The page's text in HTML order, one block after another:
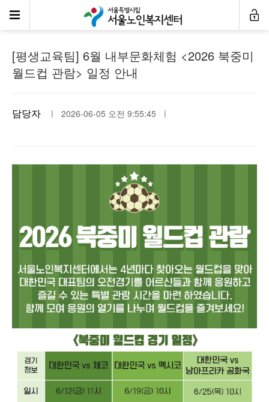
공지사항
[평생교육팀] 6월 내부문화체험 <2026 북중미
월드컵 관람> 일정 안내
담당자 ㅣ 2026-06-05 오전 9:55:45 ㅣ